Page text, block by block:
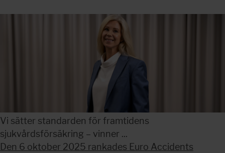
Vi sätter standarden för framtidens
sjukvårdsförsäkring – vinner ...
Den 6 oktober 2025 rankades Euro Accidents